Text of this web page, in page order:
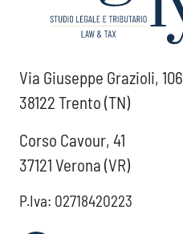
Via Giuseppe Grazioli, 106
38122 Trento (TN)
Corso Cavour, 41
37121 Verona (VR)
P.Iva: 02718420223